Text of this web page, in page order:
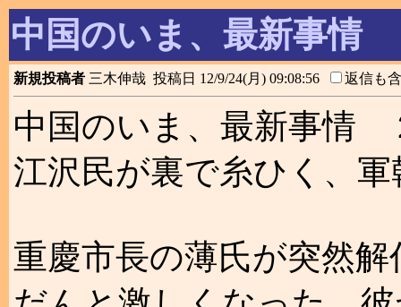
中国のいま、最新事情
新規投稿者 三木伸哉 投稿日 12/9/24(月) 09:08:56 返信も
中国のいま、最新事情
江沢民が裏で糸ひく、
重慶市長の薄氏が突然